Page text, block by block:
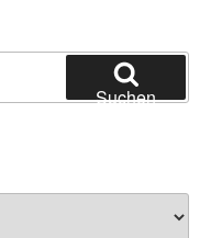
Suchen